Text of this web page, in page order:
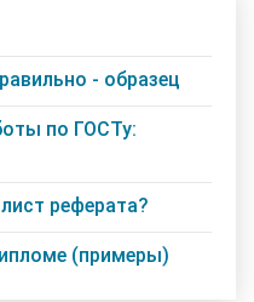
- образец
по ГОСТу:
реферата?
(примеры)